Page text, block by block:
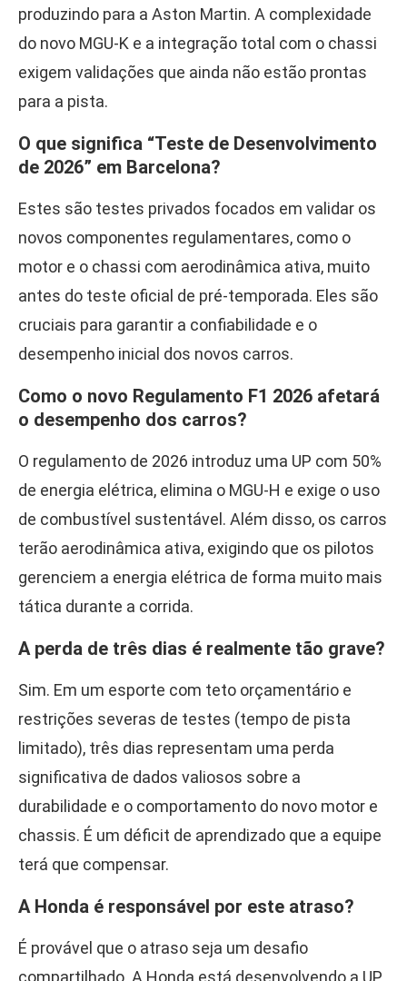
produzindo para a Aston Martin. A complexidade
do novo MGU-K e a integração total com o chassi
exigem validações que ainda não estão prontas
para a pista.
O que significa “Teste de Desenvolvimento
de 2026” em Barcelona?
Estes são testes privados focados em validar os
novos componentes regulamentares, como o
motor e o chassi com aerodinâmica ativa, muito
antes do teste oficial de pré-temporada. Eles são
cruciais para garantir a confiabilidade e o
desempenho inicial dos novos carros.
Como o novo Regulamento F1 2026 afetará
o desempenho dos carros?
O regulamento de 2026 introduz uma UP com 50%
de energia elétrica, elimina o MGU-H e exige o uso
de combustível sustentável. Além disso, os carros
terão aerodinâmica ativa, exigindo que os pilotos
gerenciem a energia elétrica de forma muito mais
tática durante a corrida.
A perda de três dias é realmente tão grave?
Sim. Em um esporte com teto orçamentário e
restrições severas de testes (tempo de pista
limitado), três dias representam uma perda
significativa de dados valiosos sobre a
durabilidade e o comportamento do novo motor e
chassis. É um déficit de aprendizado que a equipe
terá que compensar.
A Honda é responsável por este atraso?
É provável que o atraso seja um desafio
compartilhado. A Honda está desenvolvendo a UP,